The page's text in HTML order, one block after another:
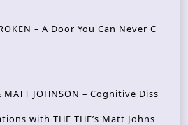
– A Door You Can Never C
MATT JOHNSON – Cognitive Diss
with THE THE’s Matt Johns